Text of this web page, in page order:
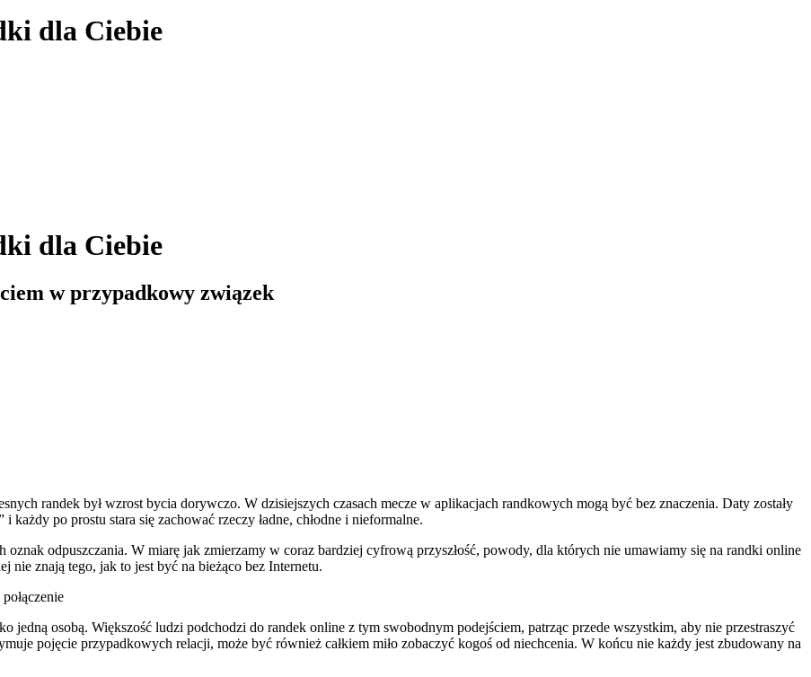
dla Ciebie
dla Ciebie
w przypadkowy związek
randek był wzrost bycia dorywczo. W dzisiejszych czasach mecze w aplikacjach randkowych mogą być bez znaczenia. Daty zostały
po prostu stara się zachować rzeczy ładne, chłodne i nieformalne.
odpuszczania. W miarę jak zmierzamy w coraz bardziej cyfrową przyszłość, powody, dla których nie umawiamy się na randki online
nie znają tego, jak to jest być na bieżąco bez Internetu.
jedną osobą. Większość ludzi podchodzi do randek online z tym swobodnym podejściem, patrząc przede wszystkim, aby nie przestraszyć
pojęcie przypadkowych relacji, może być również całkiem miło zobaczyć kogoś od niechcenia. W końcu nie każdy jest zbudowany na